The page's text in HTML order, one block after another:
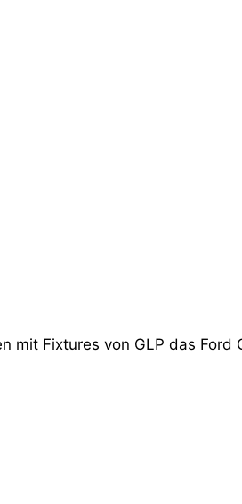
mit Fixtures von GLP das